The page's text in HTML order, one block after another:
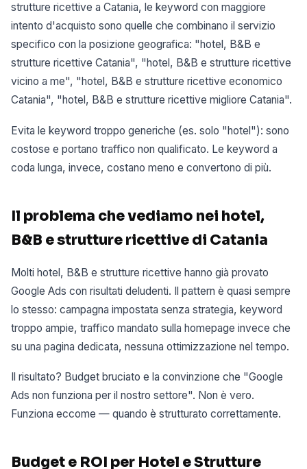
strutture ricettive a Catania, le keyword con maggiore
intento d'acquisto sono quelle che combinano il servizio
specifico con la posizione geografica: "hotel, B&B e
strutture ricettive Catania", "hotel, B&B e strutture ricettive
vicino a me", "hotel, B&B e strutture ricettive economico
Catania", "hotel, B&B e strutture ricettive migliore Catania".
Evita le keyword troppo generiche (es. solo "hotel"): sono
costose e portano traffico non qualificato. Le keyword a
coda lunga, invece, costano meno e convertono di più.
Il problema che vediamo nei hotel,
B&B e strutture ricettive di Catania
Molti hotel, B&B e strutture ricettive hanno già provato
Google Ads con risultati deludenti. Il pattern è quasi sempre
lo stesso: campagna impostata senza strategia, keyword
troppo ampie, traffico mandato sulla homepage invece che
su una pagina dedicata, nessuna ottimizzazione nel tempo.
Il risultato? Budget bruciato e la convinzione che "Google
Ads non funziona per il nostro settore". Non è vero.
Funziona eccome — quando è strutturato correttamente.
Budget e ROI per Hotel e Strutture